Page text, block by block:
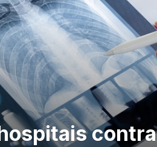
contra